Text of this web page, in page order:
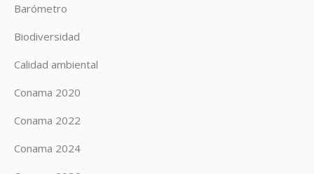
Barómetro
Biodiversidad
Calidad ambiental
Conama 2020
Conama 2022
Conama 2024